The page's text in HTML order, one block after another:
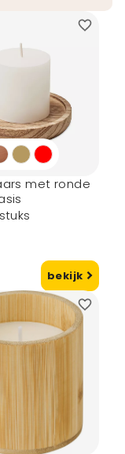
met ronde
bekijk